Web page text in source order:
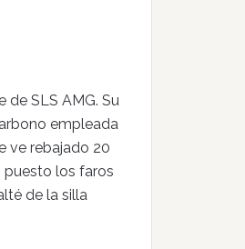
de SLS AMG. Su
empleada
ve rebajado 20
puesto los faros
de la silla